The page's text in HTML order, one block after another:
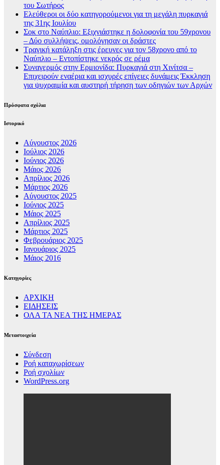
του Σωτήρος
Ελεύθεροι οι δύο κατηγορούμενοι για τη μεγάλη πυρκαγιά
της 31ης Ιουλίου
Σοκ στο Ναύπλιο: Εξιχνιάστηκε η δολοφονία του 59χρονου
– Δύο συλλήψεις, ομολόγησαν οι δράστες
Τραγική κατάληξη στις έρευνες για τον 58χρονο από το
Ναύπλιο – Εντοπίστηκε νεκρός σε ρέμα
Συναγερμός στην Ερμιονίδα: Πυρκαγιά στη Χινίτσα –
Επιχειρούν εναέρια και ισχυρές επίγειες δυνάμεις Έκκληση
για ψυχραιμία και αυστηρή τήρηση των οδηγιών των Αρχών
Πρόσφατα σχόλια
Ιστορικό
Αύγουστος 2026
Ιούλιος 2026
Ιούνιος 2026
Μάιος 2026
Απρίλιος 2026
Μάρτιος 2026
Αύγουστος 2025
Ιούνιος 2025
Μάιος 2025
Απρίλιος 2025
Μάρτιος 2025
Φεβρουάριος 2025
Ιανουάριος 2025
Μάιος 2016
Kατηγορίες
ΑΡΧΙΚΗ
ΕΙΔΗΣΕΙΣ
ΟΛΑ ΤΑ ΝΕΑ ΤΗΣ ΗΜΕΡΑΣ
Μεταστοιχεία
Σύνδεση
Ροή καταχωρίσεων
Ροή σχολίων
WordPress.org